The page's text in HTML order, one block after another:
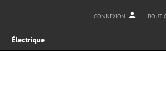
CONNEXION
Électrique